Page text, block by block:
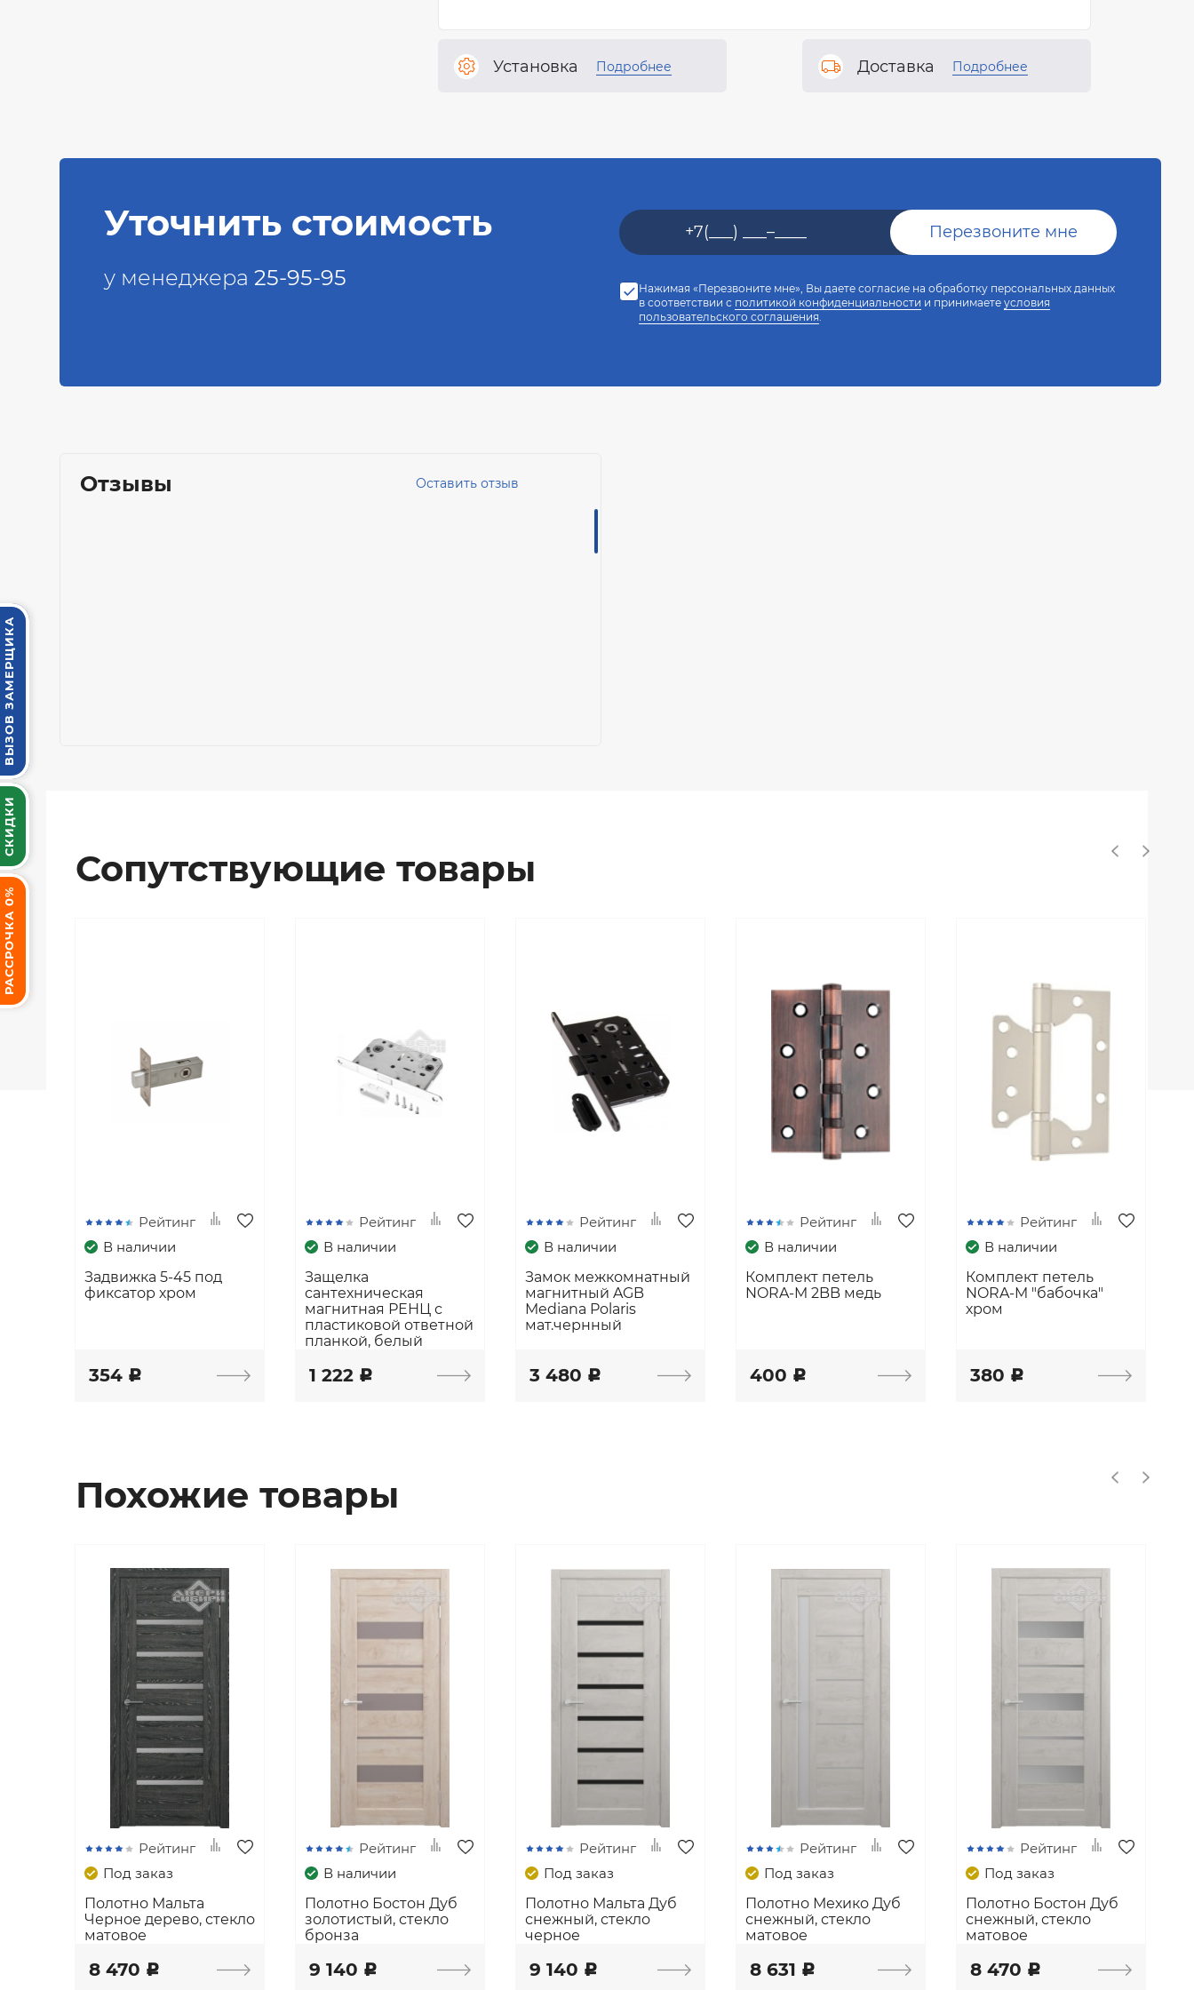
РАССРОЧКА 0%
СКИДКИ
ВЫЗОВ ЗАМЕРЩИКА
Установка Подробнее Доставка Подробнее
Уточнить стоимость
у менеджера 25-95-95
Нажимая «Перезвоните мне», Вы даете согласие на обработку персональных данных
в соответствии с политикой конфиденциальности и принимаете условия
пользовательского соглашения.
Отзывы Оставить отзыв
Сопутствующие товары
Рейтинг
В наличии
Задвижка 5-45 под
фиксатор хром
354 c
Рейтинг
В наличии
Защелка
сантехническая
магнитная РЕНЦ с
пластиковой ответной
планкой, белый
1 222 c
Рейтинг
В наличии
Замок межкомнатный
магнитный AGB
Mediana Polaris
мат.чернный
3 480 c
Рейтинг
В наличии
Комплект петель
NORA-M 2BB медь
400 c
Рейтинг
В наличии
Комплект петель
NORA-M "бабочка"
хром
380 c
Похожие товары
Рейтинг
Под заказ
Полотно Мальта
Черное дерево, стекло
матовое
8 470 c
Рейтинг
В наличии
Полотно Бостон Дуб
золотистый, стекло
бронза
9 140 c
Рейтинг
Под заказ
Полотно Мальта Дуб
снежный, стекло
черное
9 140 c
Рейтинг
Под заказ
Полотно Мехико Дуб
снежный, стекло
матовое
8 631 c
Рейтинг
Под заказ
Полотно Бостон Дуб
снежный, стекло
матовое
8 470 c